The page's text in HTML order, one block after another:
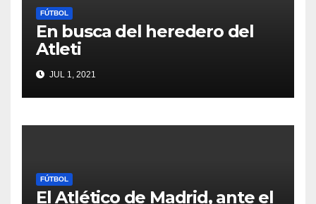
FÚTBOL
En busca del heredero del
Atleti
JUL 1, 2021
FÚTBOL
El Atlético de Madrid, ante el